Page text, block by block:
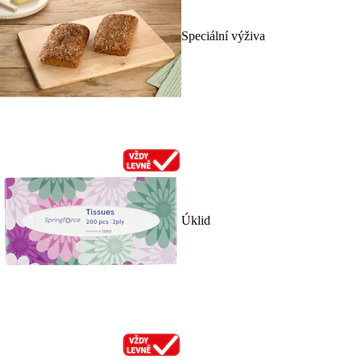
Speciální výživa
Úklid